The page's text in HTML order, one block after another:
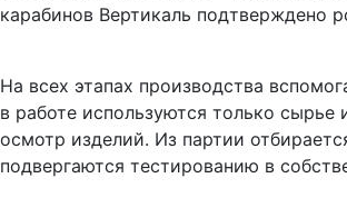
карабинов Вертикаль подтверждено
На всех этапах производства
в работе используются только
осмотр изделий. Из партии
подвергаются тестированию в